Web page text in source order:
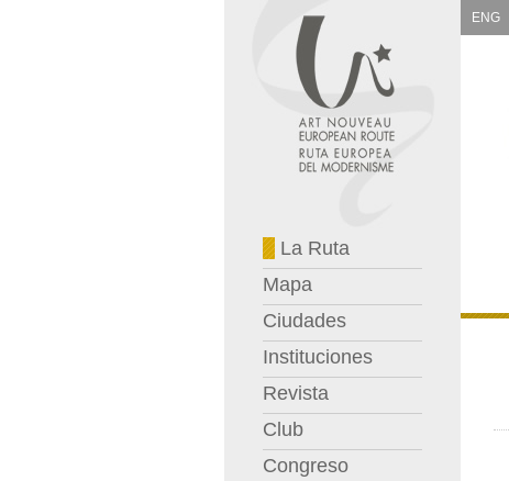
La Ruta
Mapa
Ciudades
Instituciones
Revista
Club
Congreso
ENG